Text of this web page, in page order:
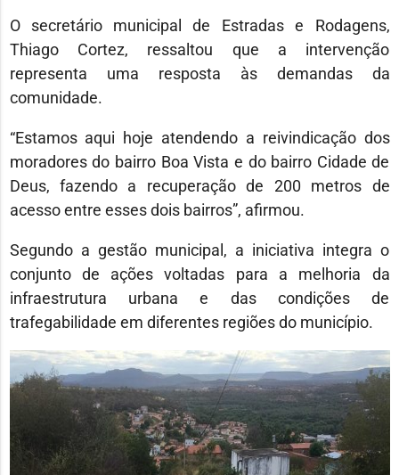
O secretário municipal de Estradas e Rodagens,
Thiago Cortez, ressaltou que a intervenção
representa uma resposta às demandas da
comunidade.
“Estamos aqui hoje atendendo a reivindicação dos
moradores do bairro Boa Vista e do bairro Cidade de
Deus, fazendo a recuperação de 200 metros de
acesso entre esses dois bairros”, afirmou.
Segundo a gestão municipal, a iniciativa integra o
conjunto de ações voltadas para a melhoria da
infraestrutura urbana e das condições de
trafegabilidade em diferentes regiões do município.